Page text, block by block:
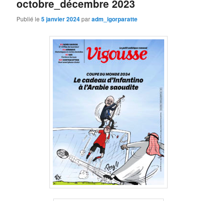
octobre_décembre 2023
Publié le5 janvier 2024paradm_igorparatte